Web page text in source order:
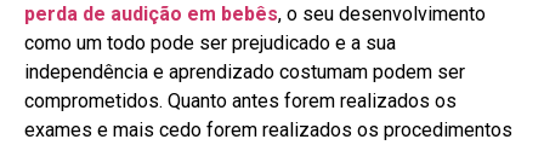
perda de audição em bebês, o seu desenvolvimento
como um todo pode ser prejudicado e a sua
independência e aprendizado costumam podem ser
comprometidos. Quanto antes forem realizados os
exames e mais cedo forem realizados os procedimentos